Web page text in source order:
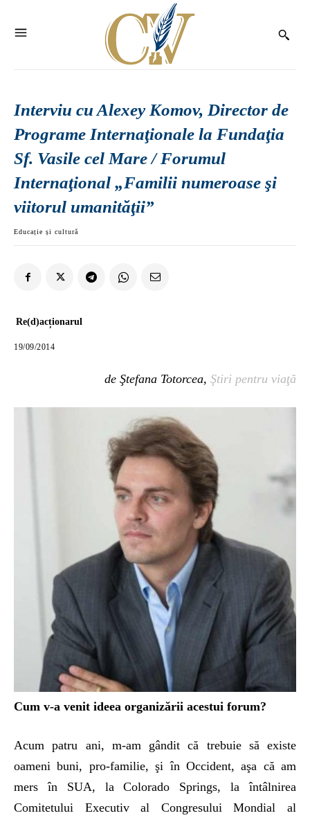
Interviu cu Alexey Komov, Director de
Programe Internaţionale la Fundaţia
Sf. Vasile cel Mare / Forumul
Internaţional „Familii numeroase şi
viitorul umanităţii”
Educație și cultură
Re(d)acționarul
19/09/2014
de Ştefana Totorcea, Ştiri pentru viaţă
Cum v-a venit ideea organizării acestui forum?
Acum patru ani, m-am gândit că trebuie să existe
oameni buni, pro-familie, şi în Occident, aşa că am
mers în SUA, la Colorado Springs, la întâlnirea
Comitetului Executiv al Congresului Mondial al